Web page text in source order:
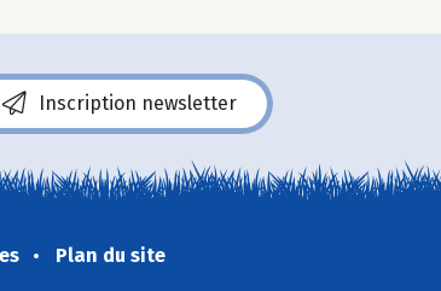
Inscription newsletter
Plan du site